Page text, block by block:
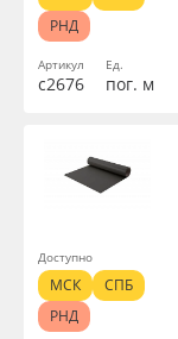
Артикул
с2676
Ед.
пог. м
РНД
Доступно
МСК
СПБ
РНД